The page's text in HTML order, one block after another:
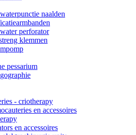
naalden
perforator
klemmen
pessarium
- criotherapy
en accessoires
en accessoires